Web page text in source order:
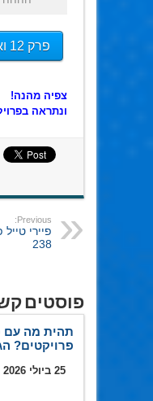
פרק 12 ואחרון!
צפיה מהנה!
ונתראה
Previous:
238
פוסטים
פרויקטים?
25 ביולי 2026